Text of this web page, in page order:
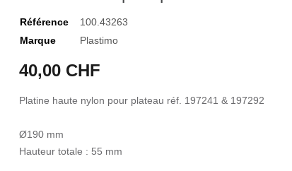
Référence
100.43263
Marque
Plastimo
40,00 CHF
Platine haute nylon pour plateau réf. 197241 & 197292
Ø190 mm
Hauteur totale : 55 mm